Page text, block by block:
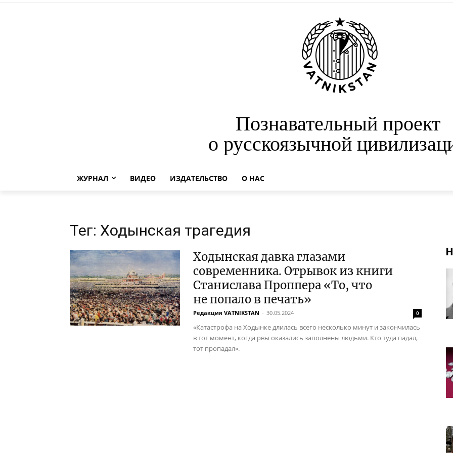
Познавательный проект
о русскоязычной
ЖУРНАЛ ВИДЕО ИЗДАТЕЛЬСТВО О НАС
Тег: Ходынская трагедия
Ходынская давка глазами
современника. Отрывок из книги
Станислава Проппера «То, что
не попало в печать»
Редакция VATNIKSTAN - 30.05.2024 0
«Катастрофа на Ходынке длилась всего несколько минут и закончилась
в тот момент, когда рвы оказались заполнены людьми. Кто туда падал,
тот пропадал».